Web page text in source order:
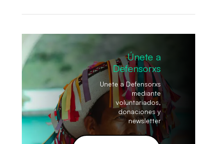
Únete a
Defensorxs
Unete a Defensorxs
mediante
voluntariados,
donaciones y
newsletter